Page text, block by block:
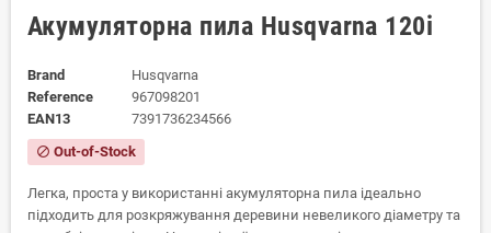
Акумуляторна пила Husqvarna 120i
Brand
Husqvarna
Reference
967098201
EAN13
7391736234566
block Out-of-Stock
Легка, проста у використанні акумуляторна пила ідеально
підходить для розкряжування деревини невеликого діаметру та